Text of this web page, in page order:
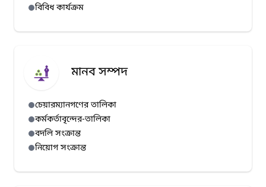
বিবিধ কার্যক্রম
মানব সম্পদ
চেয়ারম্যানগণের তালিকা
কর্মকর্তাবৃন্দের-তালিকা
বদলি সংক্রান্ত
নিয়োগ সংক্রান্ত